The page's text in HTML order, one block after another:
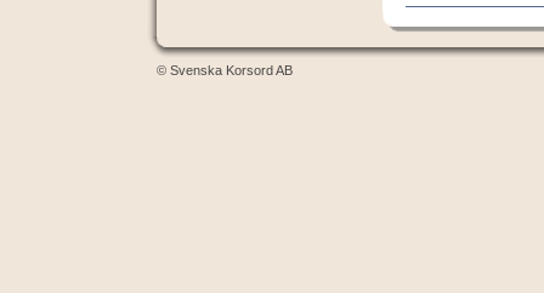
© Svenska Korsord AB